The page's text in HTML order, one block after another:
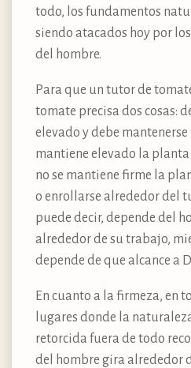
todo, los fundamentos
siendo atacados hoy por
del hombre.
Para que un tutor de
tomate precisa dos cosas:
elevado y debe mantenerse
mantiene elevado la planta
no se mantiene firme la
o enrollarse alrededor del
puede decir, depende del
alrededor de su trabajo,
depende de que alcance a
En cuanto a la firmeza, en
lugares donde la
retorcida fuera de todo
del hombre gira alrededor